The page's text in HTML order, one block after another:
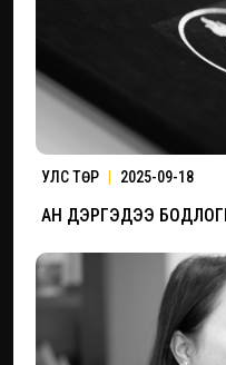
УЛС ТӨР 2025-09-18
АН ДЭРГЭДЭЭ